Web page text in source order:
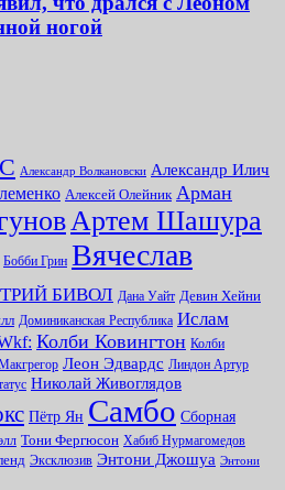
ногой
Александр Волкановски Александр Илич
Алексей Олейник Арман
Артем Шашура
Бобби Грин Вячеслав
БИВОЛ Дана Уайт Девин Хейни
Доминиканская Республика Ислам
Колби Ковингтон Колби
Леон Эдвардс Линдон Артур
Николай Живоглядов
Пётр Ян Самбо Сборная
Тони Фергюсон Хабиб Нурмагомедов
Эксклюзив Энтони Джошуа Энтони